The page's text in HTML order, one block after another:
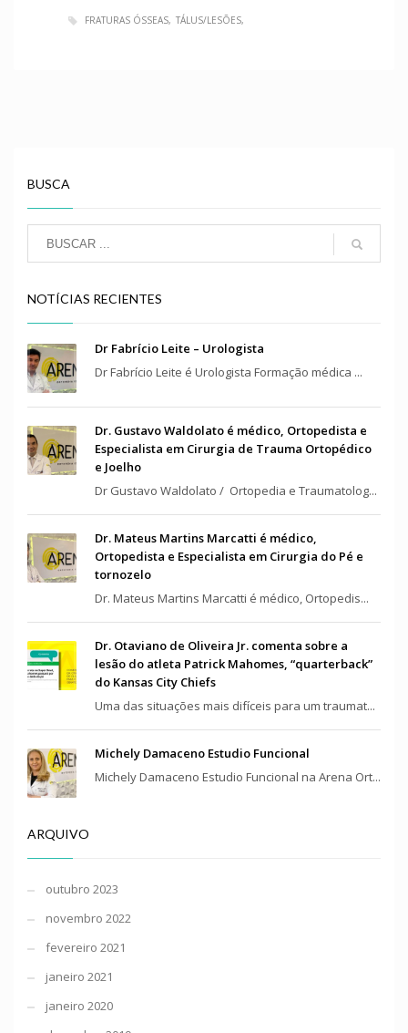
FRATURAS ÓSSEAS TÁLUS/LESÕES
BUSCA
NOTÍCIAS RECIENTES
Dr Fabrício Leite – Urologista
Dr Fabrício Leite é Urologista Formação médica ...
Dr. Gustavo Waldolato é médico, Ortopedista e
Especialista em Cirurgia de Trauma Ortopédico
e Joelho
Dr Gustavo Waldolato / Ortopedia e Traumatolog...
Dr. Mateus Martins Marcatti é médico,
Ortopedista e Especialista em Cirurgia do Pé e
tornozelo
Dr. Mateus Martins Marcatti é médico, Ortopedis...
Dr. Otaviano de Oliveira Jr. comenta sobre a
lesão do atleta Patrick Mahomes, “quarterback”
do Kansas City Chiefs
Uma das situações mais difíceis para um traumat...
Michely Damaceno Estudio Funcional
Michely Damaceno Estudio Funcional na Arena Ort...
ARQUIVO
outubro 2023
novembro 2022
fevereiro 2021
janeiro 2021
janeiro 2020